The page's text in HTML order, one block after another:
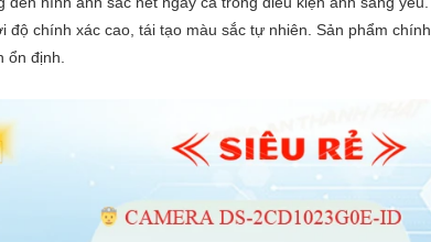
chính xác cao, tái tạo màu sắc tự nhiên. Sản phẩm chính
ổn định.